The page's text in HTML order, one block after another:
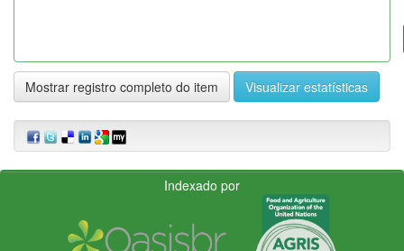
Mostrar registro completo do item Visualizar estatísticas
Indexado por